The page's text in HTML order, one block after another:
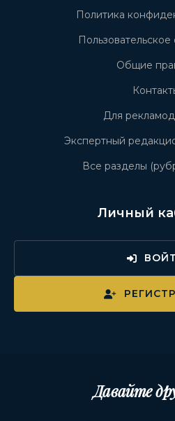
Политика
Общие
Для
Экспертный
Все разделы
Личный
Давайте